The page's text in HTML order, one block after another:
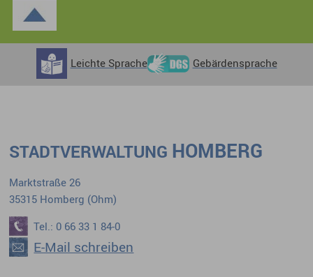
Leichte Sprache Gebärdensprache
STADTVERWALTUNG HOMBERG
Marktstraße 26
35315 Homberg (Ohm)
Tel.: 0 66 33 1 84-0
E-Mail schreiben